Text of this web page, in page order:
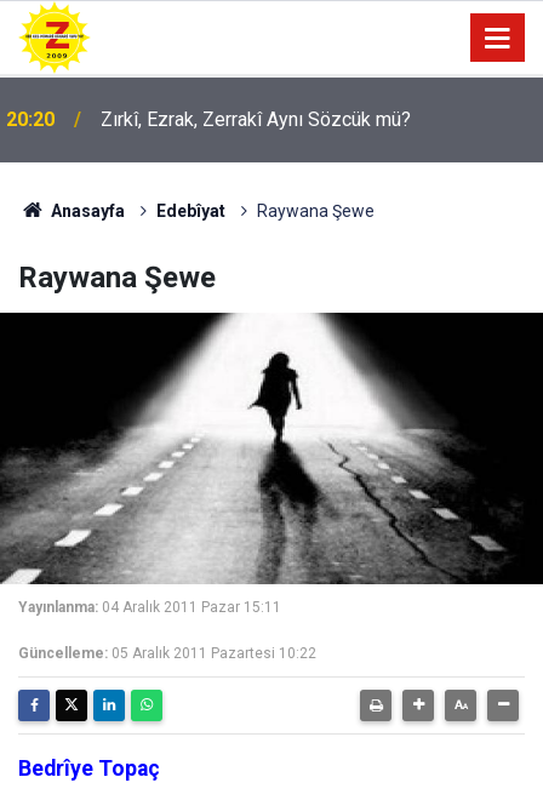
20:20 Zırkî, Ezrak, Zerrakî Aynı Sözcük mü?
Anasayfa Edebîyat Raywana Şewe
Raywana Şewe
Yayınlanma: 04 Aralık 2011 Pazar 15:11
Güncelleme: 05 Aralık 2011 Pazartesi 10:22
Bedrîye Topaç